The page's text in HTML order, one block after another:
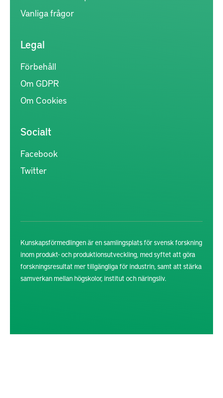
Vanliga frågor
Legal
Förbehåll
Om GDPR
Om Cookies
Socialt
Facebook
Twitter
Kunskapsförmedlingen är en samlingsplats för svensk forskning
inom produkt- och produktionsutveckling, med syftet att göra
forskningsresultat mer tillgängliga för industrin, samt att stärka
samverkan mellan högskolor, institut och näringsliv.